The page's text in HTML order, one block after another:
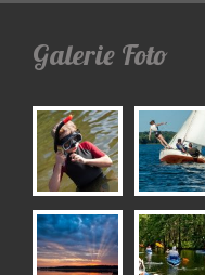
Galerie Foto